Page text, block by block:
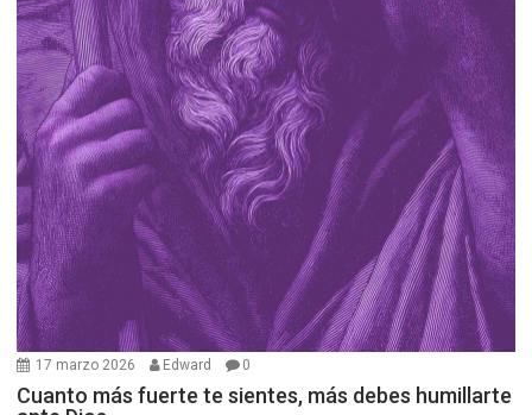
17 marzo 2026 Edward 0
Cuanto más fuerte te sientes, más debes humillarte